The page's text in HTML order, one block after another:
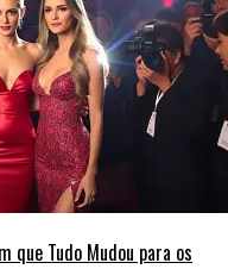
que Tudo Mudou para os